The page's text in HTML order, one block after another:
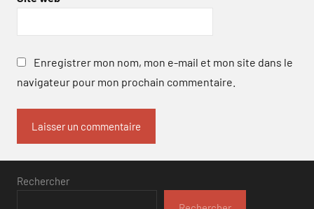
Enregistrer mon nom, mon e-mail et mon site dans le
navigateur pour mon prochain commentaire.
Rechercher